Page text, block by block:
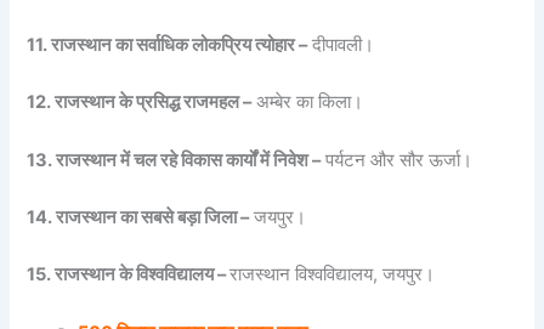
11. राजस्थान का सर्वाधिक लोकप्रिय त्योहार –दीपावली।
12. राजस्थान के प्रसिद्ध राजमहल –अम्बेर का किला।
13. राजस्थान में चल रहे विकास कार्यों में निवेश –पर्यटन और सौर ऊर्जा।
14. राजस्थान का सबसे बड़ा जिला –जयपुर।
15. राजस्थान के विश्वविद्यालय –राजस्थान विश्वविद्यालय, जयपुर।